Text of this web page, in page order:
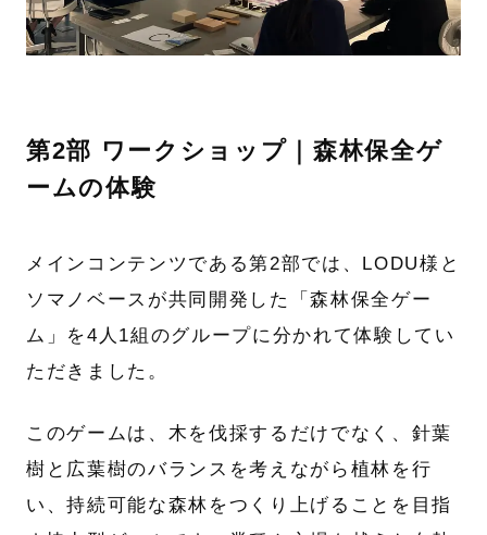
第2部 ワークショップ｜森林保全ゲ
ームの体験
メインコンテンツである第2部では、LODU様と
ソマノベースが共同開発した「森林保全ゲー
ム」を4人1組のグループに分かれて体験してい
ただきました。
このゲームは、木を伐採するだけでなく、針葉
樹と広葉樹のバランスを考えながら植林を行
い、持続可能な森林をつくり上げることを目指